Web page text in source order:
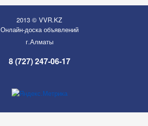
2013 © VVR.KZ
Онлайн-доска объявлений
г.Алматы
8 (727) 247-06-17